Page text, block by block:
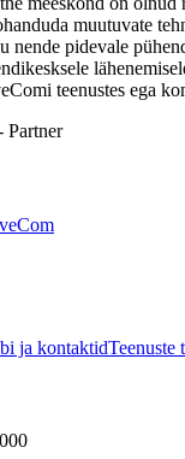
muutuvate
nende pidevale
teenustes ega
Partner
ja kontaktidTeenuste